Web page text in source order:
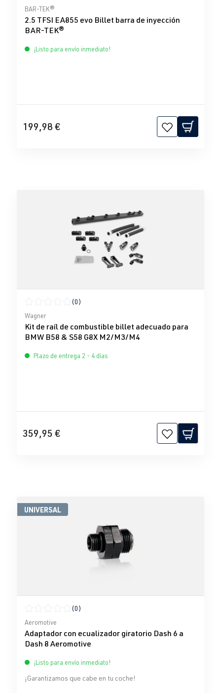
Calificación promedio de 0 de 5 estrellas
BAR-TEK®
2.5 TFSI EA855 evo Billet barra de inyección
BAR-TEK®
¡Listo para envío inmediato!
199,98 €
Calificación promedio de 0 de 5 estrellas
(0)
Wagner
Kit de raíl de combustible billet adecuado para
BMW B58 & S58 G8X M2/M3/M4
Plazo de entrega 2 - 4 días
359,95 €
UNIVERSAL
Calificación promedio de 0 de 5 estrellas
(0)
Aeromotive
Adaptador con ecualizador giratorio Dash 6 a
Dash 8 Aeromotive
¡Listo para envío inmediato!
¡Garantizamos que cabe en tu coche!